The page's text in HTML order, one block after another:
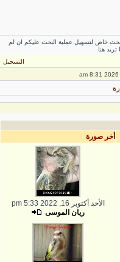
بحث خاص لتسهيل عملية البحث عليكم ان لم
هنا
التسجيل
أخر صورة
الأحد أكتوبر 16, 2022 5:33 pm
ريان الموسى